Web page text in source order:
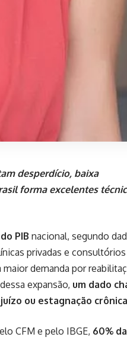
desperdício, baixa
forma excelentes
PIB nacional, segundo
privadas e consultórios
demanda por
expansão, um dado
ou estagnação crônica
CFM e pelo IBGE, 60%